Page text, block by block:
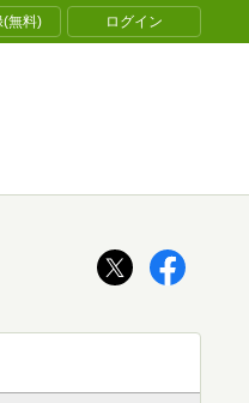
(無料) ログイン